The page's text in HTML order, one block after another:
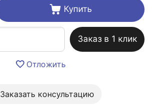
Купить
Заказ в 1 клик
Отложить
Заказать консультацию